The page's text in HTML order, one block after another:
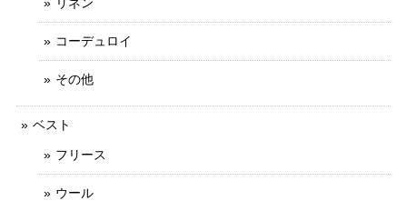
コーデュロイ
その他
ベスト
フリース
ウール